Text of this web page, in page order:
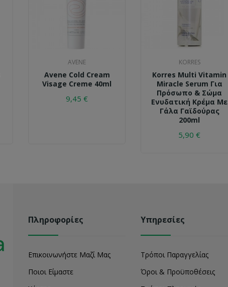
AVENE
Avene Cold Cream
Visage Creme 40ml
9,45 €
KORRES
Korres Multi Vitamin
Miracle Serum Για
Πρόσωπο & Σώμα
Ενυδατική Κρέμα Με
Γάλα Γαϊδούρας
200ml
5,90 €
Πληροφορίες
Επικοινωνήστε Μαζί Μας
Ποιοι Είμαστε
Υπηρεσίες
Τρόποι Παραγγελίας
Όροι & Προϋποθέσεις